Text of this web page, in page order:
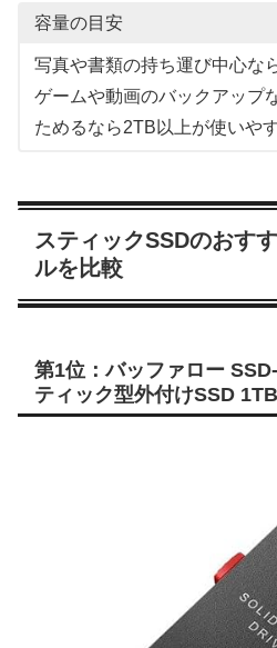
容量の目安
写真や書類の持ち運び中心な
ゲームや動画のバックアップ
ためるなら2TB以上が使いや
スティックSSDのおす
ルを比較
第1位：バッファロー
ティック型外付けSSD 1TB